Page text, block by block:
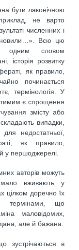
бути лаконічною
не варто
численних і
Всю цю
одним словом
історія розвитку
як правило,
починається
термінологія. У
є спрощення
змісту або
випадки,
недостатньої,
як правило,
у першоджерелі.
авторів можуть
мало вживають у
цілком доречно їх
термінами, що
маловідомих,
але й бажана.
зустрічаються в